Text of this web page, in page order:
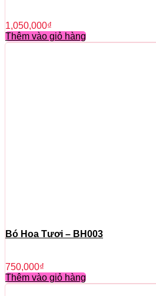
1,050,000₫
Thêm vào giỏ hàng
Bó Hoa Tươi – BH003
750,000₫
Thêm vào giỏ hàng